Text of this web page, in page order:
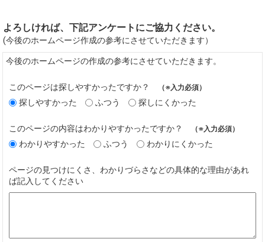
よろしければ、下記アンケートにご協力ください。
(今後のホームページ作成の参考にさせていただきます）
今後のホームページの作成の参考にさせていただきます。
このページは探しやすかったですか？ （※入力必須）
探しやすかった ふつう 探しにくかった
このページの内容はわかりやすかったですか？ （※入力必須）
わかりやすかった ふつう わかりにくかった
ページの見つけにくさ、わかりづらさなどの具体的な理由があれ
ば記入してください